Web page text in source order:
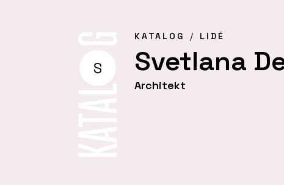
S
KATALOG LIDÉ
Svetlana
Architekt